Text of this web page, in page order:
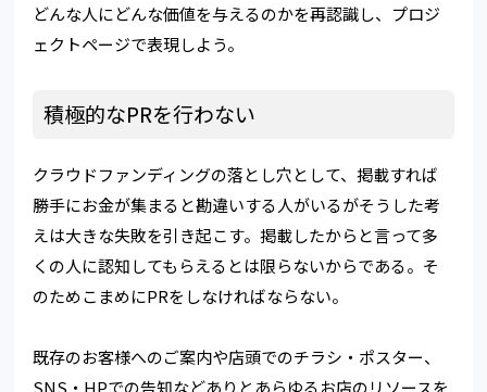
どんな人にどんな価値を与えるのかを再認識し、プロジ
ェクトページで表現しよう。
積極的なPRを行わない
クラウドファンディングの落とし穴として、掲載すれば
勝手にお金が集まると勘違いする人がいるがそうした考
えは大きな失敗を引き起こす。掲載したからと言って多
くの人に認知してもらえるとは限らないからである。そ
のためこまめにPRをしなければならない。
既存のお客様へのご案内や店頭でのチラシ・ポスター、
SNS・HPでの告知などありとあらゆるお店のリソースを